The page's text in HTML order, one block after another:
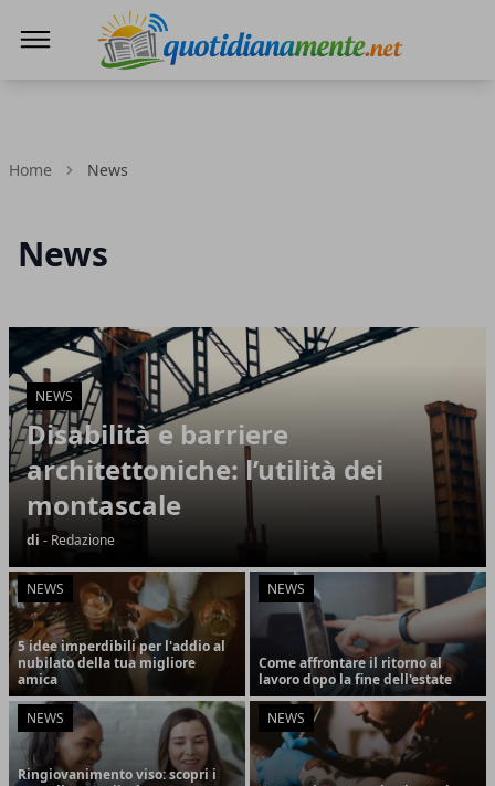
Home News
News
Articoli in Evidenza
NEWS
Disabilità e barriere
architettoniche: l’utilità dei
montascale
di - Redazione
NEWS
5 idee imperdibili per l'addio al
nubilato della tua migliore
amica
NEWS
Come affrontare il ritorno al
lavoro dopo la fine dell'estate
NEWS
Ringiovanimento viso: scopri i
NEWS